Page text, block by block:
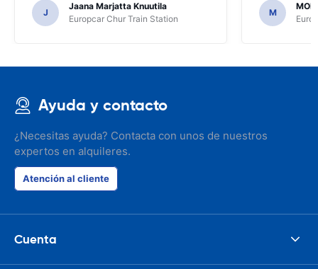
J
Jaana Marjatta Knuutila
Europcar Chur Train Station
M
Ayuda y contacto
¿Necesitas ayuda? Contacta con unos de nuestros
expertos en alquileres.
Atención al cliente
Cuenta